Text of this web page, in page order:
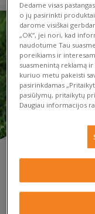
Kaip atskirti
Flux nuo
Dedame visas
o jų pasirinkti
darome visiškai
„OK“, jei nori, kad
naudotume Tau
poreikiams ir
suasmenintą reklamą
kuriuo metu pakeisti
pasirinkdamas
pasiūlymų, pritaikytų
Daugiau informacijos